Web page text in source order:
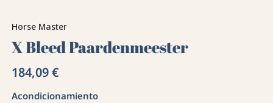
Horse Master
X Bleed Paardenmeester
184,09 €
Acondicionamiento